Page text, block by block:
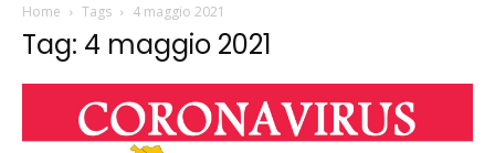
Home Tags 4 maggio 2021
Tag: 4 maggio 2021